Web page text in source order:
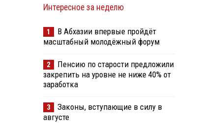
Интересное за неделю
1
В Абхазии впервые пройдёт
масштабный молодёжный форум
2
Пенсию по старости предложили
закрепить на уровне не ниже 40% от
заработка
3
Законы, вступающие в силу в
августе